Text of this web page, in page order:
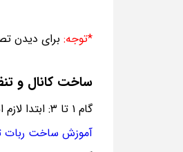
*توجه: برای دیدن
ساخت کانال و
گام ۱ تا ۳: ابتدا لازم است که طی سه گام ربات خود را بسازید. اگر با ساخت ربات آشنا نیستید،‌مقاله کوتاه زیر را بخوانید:
آموزش ساخت ربات